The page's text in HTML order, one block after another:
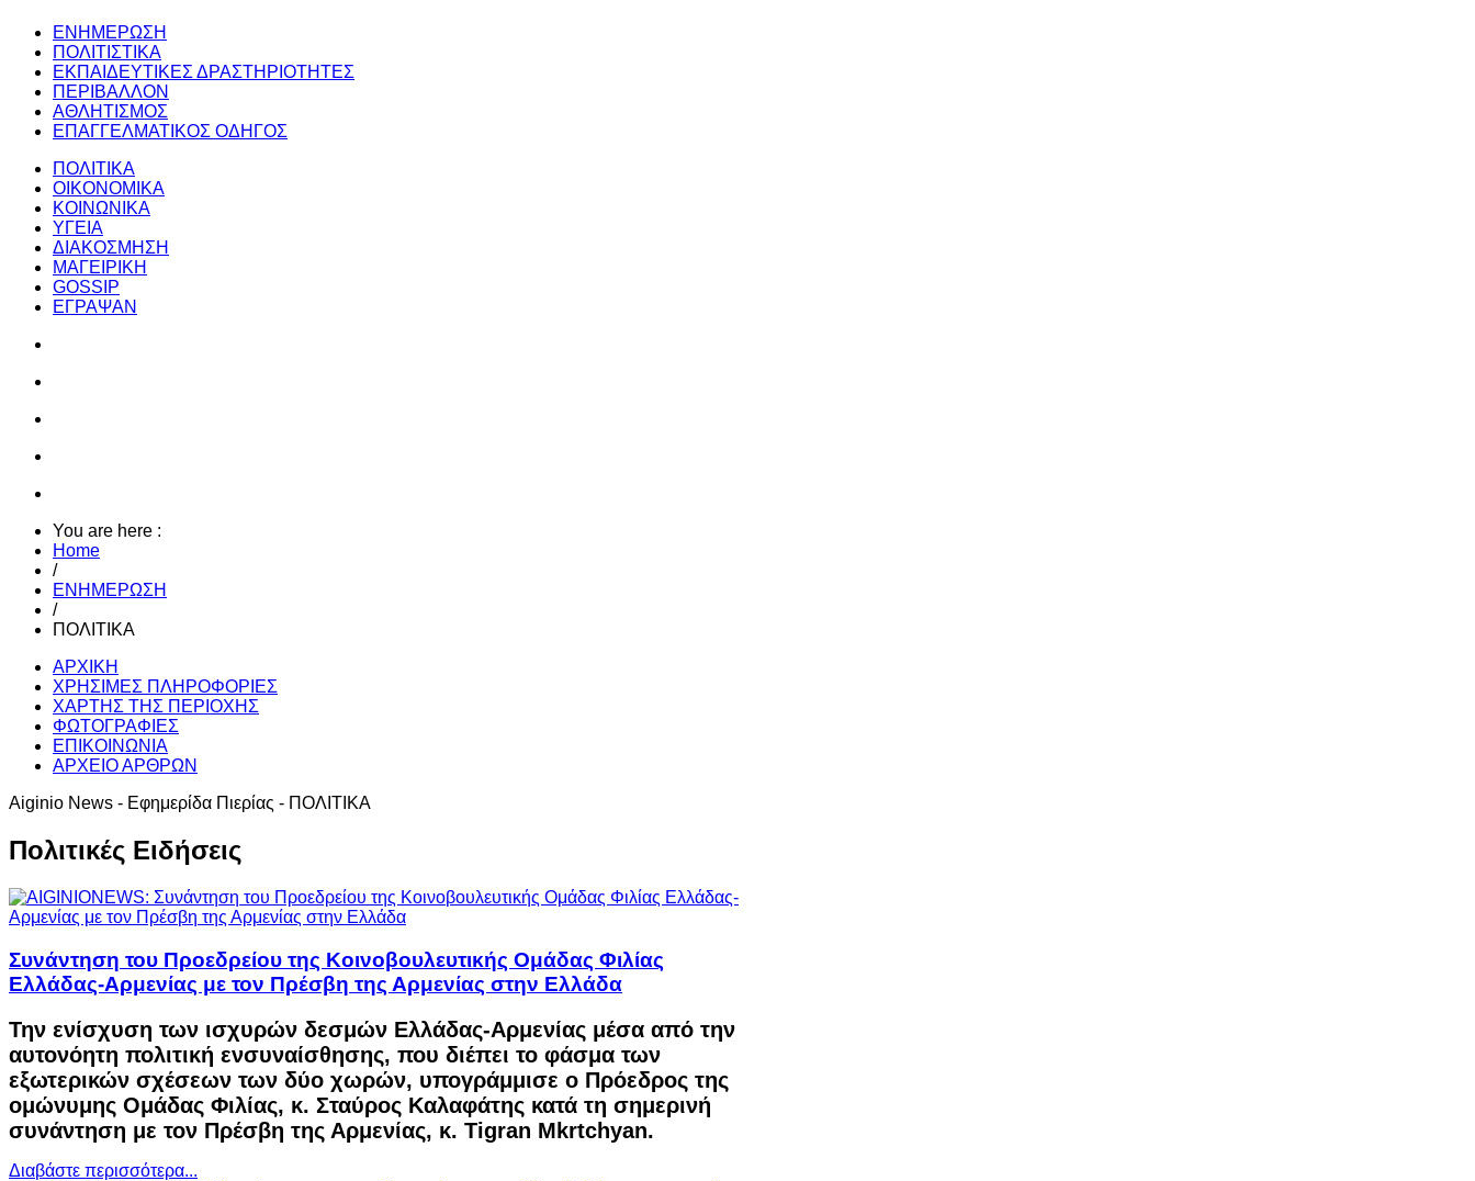
ΕΝΗΜΕΡΩΣΗ
ΠΟΛΙΤΙΣΤΙΚΑ
ΕΚΠΑΙΔΕΥΤΙΚΕΣ ΔΡΑΣΤΗΡΙΟΤΗΤΕΣ
ΠΕΡΙΒΑΛΛΟΝ
ΑΘΛΗΤΙΣΜΟΣ
ΕΠΑΓΓΕΛΜΑΤΙΚΟΣ ΟΔΗΓΟΣ
ΠΟΛΙΤΙΚΑ
ΟΙΚΟΝΟΜΙΚΑ
ΚΟΙΝΩΝΙΚΑ
ΥΓΕΙΑ
ΔΙΑΚΟΣΜΗΣΗ
ΜΑΓΕΙΡΙΚΗ
GOSSIP
ΕΓΡΑΨΑΝ
You are here :
Home
/
ΕΝΗΜΕΡΩΣΗ
/
ΠΟΛΙΤΙΚΑ
ΑΡΧΙΚΗ
ΧΡΗΣΙΜΕΣ ΠΛΗΡΟΦΟΡΙΕΣ
ΧΑΡΤΗΣ ΤΗΣ ΠΕΡΙΟΧΗΣ
ΦΩΤΟΓΡΑΦΙΕΣ
ΕΠΙΚΟΙΝΩΝΙΑ
ΑΡΧΕΙΟ ΑΡΘΡΩΝ
Aiginio News - Εφημερίδα Πιερίας - ΠΟΛΙΤΙΚΑ
Πολιτικές Ειδήσεις
Συνάντηση του Προεδρείου της Κοινοβουλευτικής Ομάδας Φιλίας
Ελλάδας-Αρμενίας με τον Πρέσβη της Αρμενίας στην Ελλάδα
Την ενίσχυση των ισχυρών δεσμών Ελλάδας-Αρμενίας μέσα από την
αυτονόητη πολιτική ενσυναίσθησης, που διέπει το φάσμα των
εξωτερικών σχέσεων των δύο χωρών, υπογράμμισε ο Πρόεδρος της
ομώνυμης Ομάδας Φιλίας, κ. Σταύρος Καλαφάτης κατά τη σημερινή
συνάντηση με τον Πρέσβη της Αρμενίας, κ. Tigran Mkrtchyan.
Διαβάστε περισσότερα...